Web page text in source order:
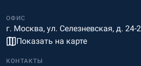
ОФИС
г. Москва, ул. Селезневская, д. 24-
Показать на карте
КОНТАКТЫ